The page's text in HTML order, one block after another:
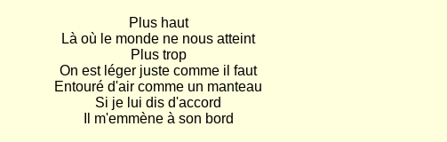
Plus haut
Là où le monde ne nous atteint
Plus trop
On est léger juste comme il faut
Entouré d'air comme un manteau
Si je lui dis d'accord
Il m'emmène à son bord